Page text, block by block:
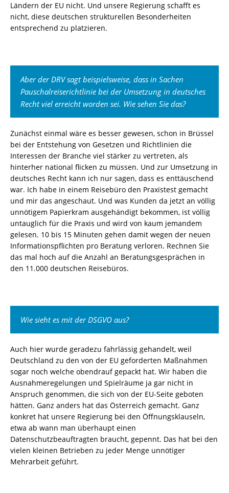
Ländern der EU nicht. Und unsere Regierung schafft es
nicht, diese deutschen strukturellen Besonderheiten
entsprechend zu platzieren.
Aber der DRV sagt beispielsweise, dass in Sachen
Pauschalreiserichtlinie bei der Umsetzung in deutsches
Recht viel erreicht worden sei. Wie sehen Sie das?
Zunächst einmal wäre es besser gewesen, schon in Brüssel
bei der Entstehung von Gesetzen und Richtlinien die
Interessen der Branche viel stärker zu vertreten, als
hinterher national flicken zu müssen. Und zur Umsetzung in
deutsches Recht kann ich nur sagen, dass es enttäuschend
war. Ich habe in einem Reisebüro den Praxistest gemacht
und mir das angeschaut. Und was Kunden da jetzt an völlig
unnötigem Papierkram ausgehändigt bekommen, ist völlig
untauglich für die Praxis und wird von kaum jemandem
gelesen. 10 bis 15 Minuten gehen damit wegen der neuen
Informationspflichten pro Beratung verloren. Rechnen Sie
das mal hoch auf die Anzahl an Beratungsgesprächen in
den 11.000 deutschen Reisebüros.
Wie sieht es mit der DSGVO aus?
Auch hier wurde geradezu fahrlässig gehandelt, weil
Deutschland zu den von der EU geforderten Maßnahmen
sogar noch welche obendrauf gepackt hat. Wir haben die
Ausnahmeregelungen und Spielräume ja gar nicht in
Anspruch genommen, die sich von der EU-Seite geboten
hätten. Ganz anders hat das Österreich gemacht. Ganz
konkret hat unsere Regierung bei den Öffnungsklauseln,
etwa ab wann man überhaupt einen
Datenschutzbeauftragten braucht, gepennt. Das hat bei den
vielen kleinen Betrieben zu jeder Menge unnötiger
Mehrarbeit geführt.